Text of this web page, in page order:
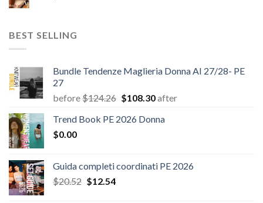
BEST SELLING
Bundle Tendenze Maglieria Donna AI 27/28- PE
27
before$124.26 Il
originale
$108.30Il
attuale
after
Trend Book PE 2026 Donna
$0.00
Guida completi coordinati PE 2026
$20.52 Il
$12.54Il